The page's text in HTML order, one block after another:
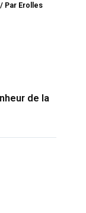
Par Erolles
de la